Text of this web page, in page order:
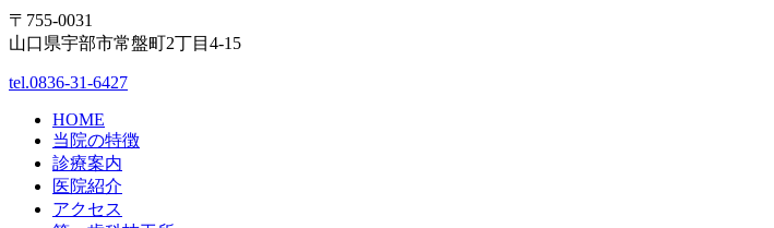
〒755-0031
山口県宇部市常盤町2丁目4-15
tel.0836-31-6427
HOME
当院の特徴
診療案内
医院紹介
アクセス